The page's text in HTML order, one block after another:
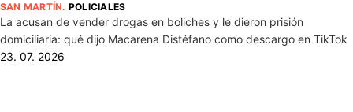
SAN MARTÍN. POLICIALES
La acusan de vender drogas en boliches y le dieron prisión
domiciliaria: qué dijo Macarena Distéfano como descargo en TikTok
23. 07. 2026